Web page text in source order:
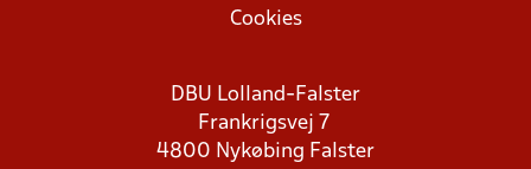
Cookies
DBU Lolland-Falster
Frankrigsvej 7
4800 Nykøbing Falster